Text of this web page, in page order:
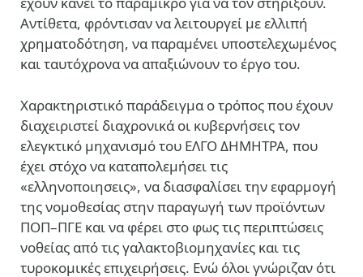
Αντίθετα, φρόντισαν να λειτουργεί με ελλιπή
χρηματοδότηση, να παραμένει υποστελεχωμένος
και ταυτόχρονα να απαξιώνουν το έργο του.
Χαρακτηριστικό παράδειγμα ο τρόπος που έχουν
διαχειριστεί διαχρονικά οι κυβερνήσεις τον
ελεγκτικό μηχανισμό του ΕΛΓΟ ΔΗΜΗΤΡΑ, που
έχει στόχο να καταπολεμήσει τις
«ελληνοποιησεις», να διασφαλίσει την εφαρμογή
της νομοθεσίας στην παραγωγή των προϊόντων
ΠΟΠ–ΠΓΕ και να φέρει στο φως τις περιπτώσεις
νοθείας από τις γαλακτοβιομηχανίες και τις
τυροκομικές επιχειρήσεις. Ενώ όλοι γνώριζαν ότι